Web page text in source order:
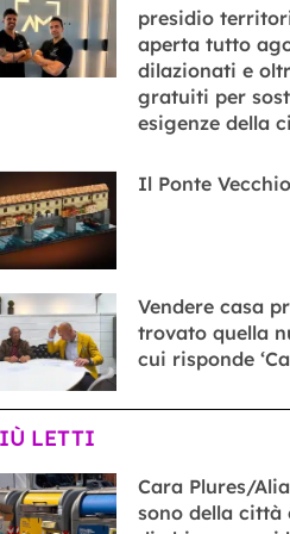
presidio
aperta tutto
dilazionati e
gratuiti per
esigenze della
Il Ponte
Vendere casa
trovato quella
cui risponde
LETTI
Cara Plures/
sono della città